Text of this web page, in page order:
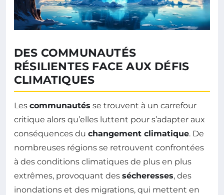
DES COMMUNAUTÉS
RÉSILIENTES FACE AUX DÉFIS
CLIMATIQUES
Les communautés se trouvent à un carrefour
critique alors qu’elles luttent pour s’adapter aux
conséquences du changement climatique. De
nombreuses régions se retrouvent confrontées
à des conditions climatiques de plus en plus
extrêmes, provoquant des sécheresses, des
inondations et des migrations, qui mettent en